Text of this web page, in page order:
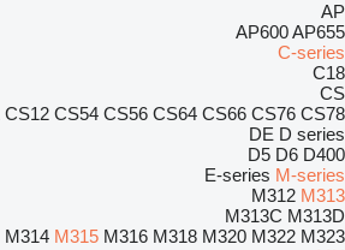
AP
AP600AP655
C-series
C18
CS
CS12 CS54 CS56 CS64 CS66 CS76 CS78
DE D series
D5 D6 D400
E-series M-series
M312 M313
M313C M313D
M314 M315 M316 M318 M320 M322 M323